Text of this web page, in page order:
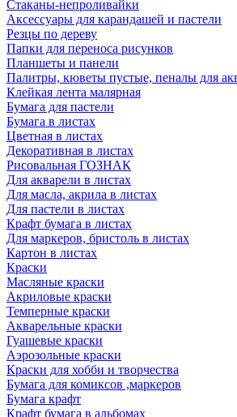
Стаканы-непроливайки
Аксессуары для карандашей и пастели
Резцы по дереву
Папки для переноса рисунков
Планшеты и панели
Палитры, кюветы пустые, пеналы для
Клейкая лента малярная
Бумага для пастели
Бумага в листах
Цветная в листах
Декоративная в листах
Рисовальная ГОЗНАК
Для акварели в листах
Для масла, акрила в листах
Для пастели в листах
Крафт бумага в листах
Для маркеров, бристоль в листах
Картон в листах
Краски
Масляные краски
Акриловые краски
Темперные краски
Акварельные краски
Гуашевые краски
Аэрозольные краски
Краски для хобби и творчества
Бумага для комиксов ,маркеров
Бумага крафт
Крафт бумага в альбомах